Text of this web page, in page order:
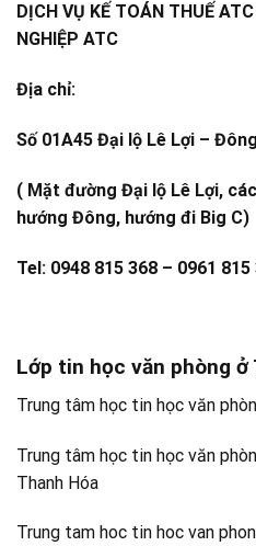
DỊCH VỤ KẾ TOÁN THUẾ
NGHIỆP ATC
Địa chỉ:
Số 01A45 Đại lộ Lê Lợi –
( Mặt đường Đại lộ Lê Lợi,
hướng Đông, hướng đi Big C)
Tel: 0948 815 368 – 0961 815
Lớp tin học văn phòng ở
Trung tâm học tin học văn
Trung tâm học tin học văn
Thanh Hóa
Trung tam hoc tin hoc van